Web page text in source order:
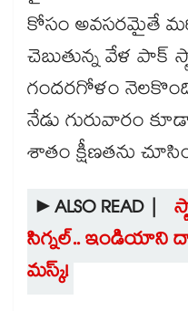
కోసం అవసరమైతే
చెబుతున్న వేళ పాక్
గందరగోళం
నేడు గురువారం
శాతం క్షీణతను
►ALSO READ |
సిగ్నల్.. ఇండియాని
మస్క్!